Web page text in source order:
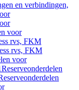
en verbindingen,
voor
rvs, FKM
rvs, FKM
voor
Reserveonderdelen